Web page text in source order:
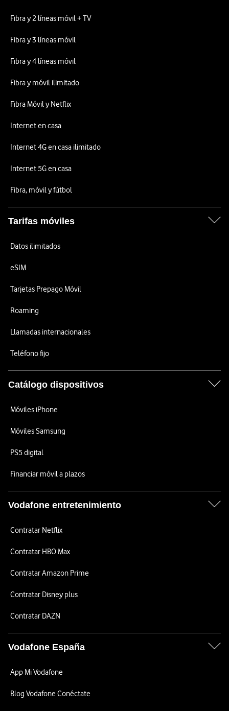
Fibra y 2 líneas móvil + TV
Fibra y 3 líneas móvil
Fibra y 4 líneas móvil
Fibra y móvil ilimitado
Fibra Móvil y Netflix
Internet en casa
Internet 4G en casa ilimitado
Internet 5G en casa
Fibra, móvil y fútbol
Tarifas móviles
Datos ilimitados
eSIM
Tarjetas Prepago Móvil
Roaming
Llamadas internacionales
Teléfono fijo
Catálogo dispositivos
Móviles iPhone
Móviles Samsung
PS5 digital
Financiar móvil a plazos
Vodafone entretenimiento
Contratar Netflix
Contratar HBO Max
Contratar Amazon Prime
Contratar Disney plus
Contratar DAZN
Vodafone España
App Mi Vodafone
Blog Vodafone Conéctate